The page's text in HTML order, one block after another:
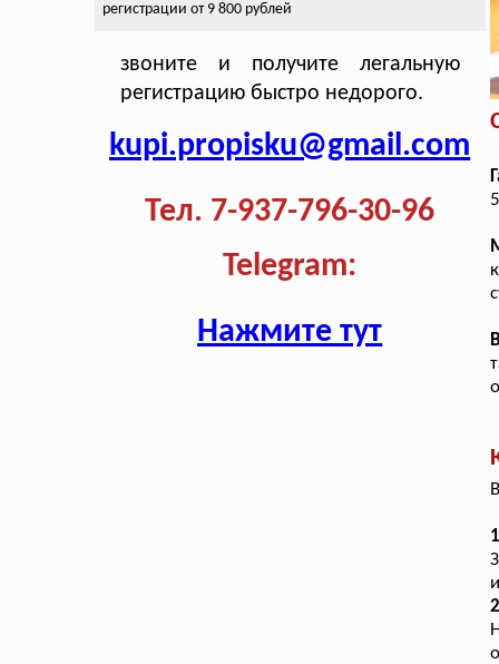
регистрации от 9 800 рублей
звоните и получите легальную
регистрацию быстро недорого.
kupi.propisku@gmail.com
Тел. 7-937-796-30-96
Telegram:
Нажмите тут